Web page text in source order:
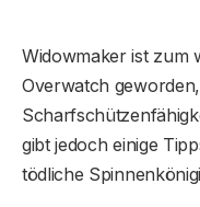
Widowmaker ist zum
Overwatch
gibt jedoch einige
tödliche